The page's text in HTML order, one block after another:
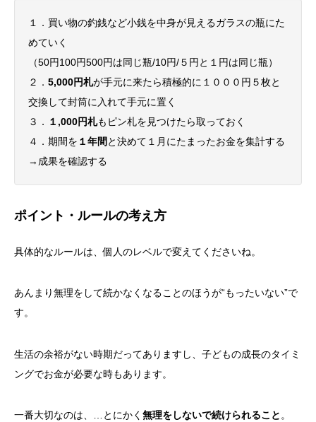
１．買い物の釣銭など小銭を中身が見えるガラスの瓶にた
めていく
（50円100円500円は同じ瓶/10円/５円と１円は同じ瓶）
２． 5,000円札が手元に来たら積極的に１０００円５枚と
交換して封筒に入れて手元に置く
３． １,000円札もピン札を見つけたら取っておく
４．期間を １年間 と決めて１月にたまったお金を集計する
→成果を確認する
ポイント・ルールの考え方
具体的なルールは、個人のレベルで変えてくださいね。
あんまり無理をして続かなくなることのほうが“もったいない”で
す。
生活の余裕がない時期だってありますし、子どもの成長のタイミ
ングでお金が必要な時もあります。
一番大切なのは、…とにかく 無理をしないで続けられること 。